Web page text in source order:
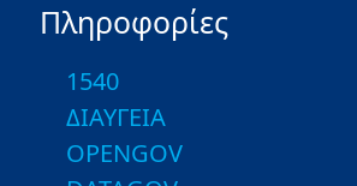
Πληροφορίες
1540
ΔΙΑΥΓΕΙΑ
OPENGOV